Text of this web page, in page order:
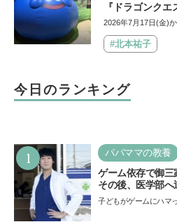
『ドラゴンク
険の舞台へ-』が
楽しめる注目イ
2026年7月17日(金)
#北本祐子
今日のランキング
1 パパママの教養
ゲーム依存で御三
その後、医学部
「ゲームの経験が
子どもがゲームにハマ